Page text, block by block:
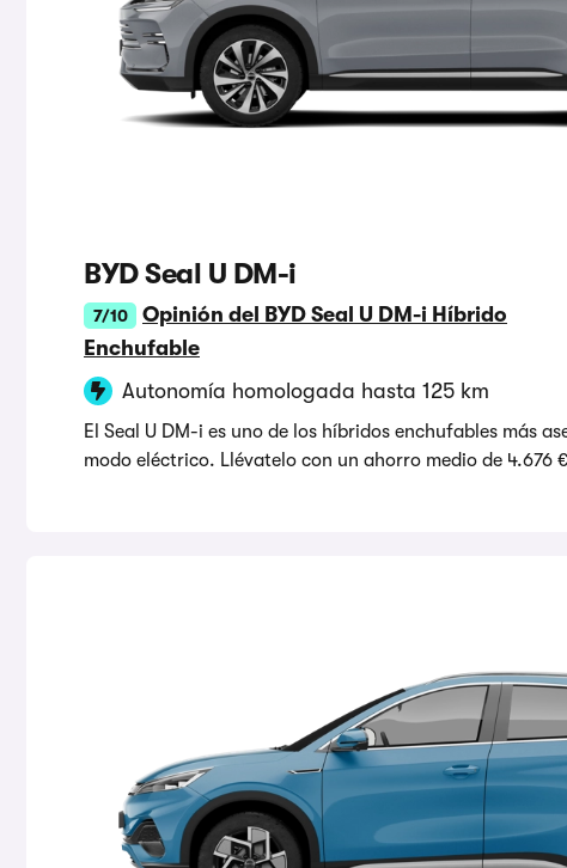
BYD Seal U DM-i
7/10
Opinión del BYD Seal U DM-i Híbrido
Enchufable
Autonomía homologada hasta 125 km
El Seal U DM-i es uno de los híbridos enchufables más
modo eléctrico. Llévatelo con un ahorro medio de 4.676